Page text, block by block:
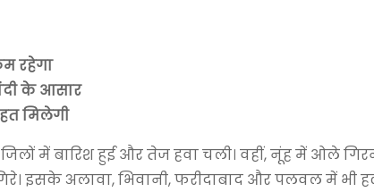
रहेगा
के आसार
मिलेगी
में बारिश हुई और तेज हवा चली। वहीं, नूंह में ओले
इसके अलावा, भिवानी, फरीदाबाद और पलवल में भी